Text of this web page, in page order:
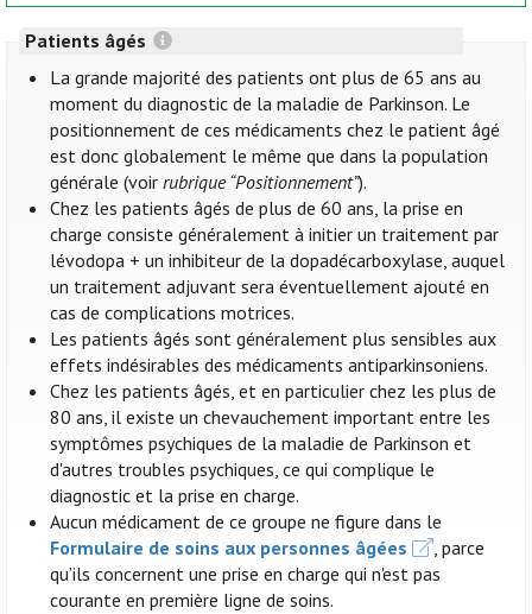
Patients âgés
La grande majorité des patients ont plus de 65 ans au
moment du diagnostic de la maladie de Parkinson. Le
positionnement de ces médicaments chez le patient âgé
est donc globalement le même que dans la population
générale (voirrubrique “Positionnement”).
Chez les patients âgés de plus de 60 ans, la prise en
charge consiste généralement à initier un traitement par
lévodopa + un inhibiteur de la dopadécarboxylase, auquel
un traitement adjuvant sera éventuellement ajouté en
cas de complications motrices.
Les patients âgés sont généralement plus sensibles aux
effets indésirables des médicaments antiparkinsoniens.
Chez les patients âgés, et en particulier chez les plus de
80 ans, il existe un chevauchement important entre les
symptômes psychiques de la maladie de Parkinson et
d'autres troubles psychiques, ce qui complique le
diagnostic et la prise en charge.
Aucun médicament de ce groupe ne figure dans le
Formulaire de soins aux personnes âgées
, parce
qu’ils concernent une prise en charge qui n'est pas
courante en première ligne de soins.